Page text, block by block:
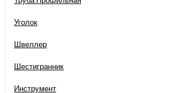
Уголок
Швеллер
Шестигранник
Инструмент
Цену уточнить у менеджера